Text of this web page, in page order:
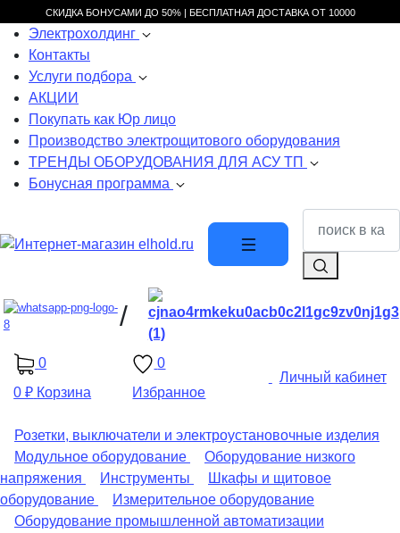
СКИДКА БОНУСАМИ ДО 50% | БЕСПЛАТНАЯ ДОСТАВКА ОТ 10000
Электрохолдинг
Контакты
Услуги подбора
АКЦИИ
Покупать как Юр лицо
Производство электрощитового оборудования
ТРЕНДЫ ОБОРУДОВАНИЯ ДЛЯ АСУ ТП
Бонусная программа
/
0
0 ₽ Корзина
Личный кабинет
0
Избранное
Розетки, выключатели и электроустановочные изделия
Модульное оборудование
Оборудование низкого
напряжения
Инструменты
Шкафы и щитовое
оборудование
Измерительное оборудование
Оборудование промышленной автоматизации